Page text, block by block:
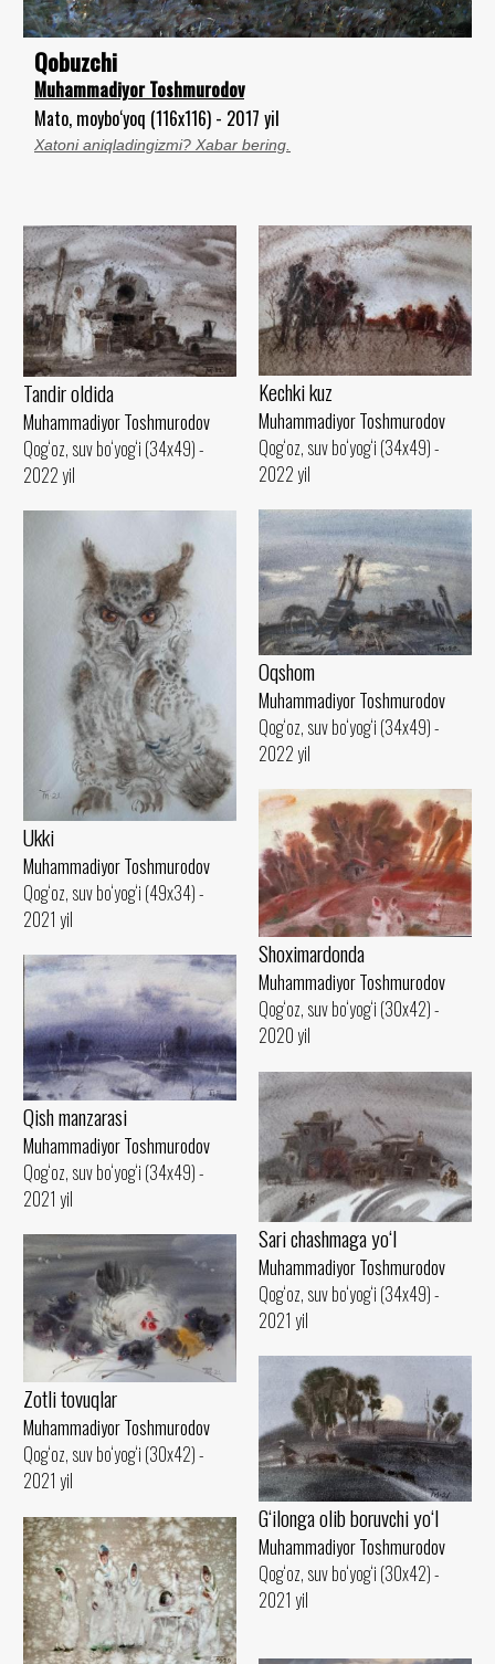
Qobuzchi
Muhammadiyor Toshmurodov
Mato, moybo‘yoq (116x116) - 2017 yil
Xatoni aniqladingizmi? Xabar bering.
Tandir oldida
Muhammadiyor Toshmurodov
Qog‘oz, suv bo‘yog‘i (34x49) -
2022 yil
Kechki kuz
Muhammadiyor Toshmurodov
Qog‘oz, suv bo‘yog‘i (34x49) -
2022 yil
Oqshom
Muhammadiyor Toshmurodov
Qog‘oz, suv bo‘yog‘i (34x49) -
2022 yil
Ukki
Muhammadiyor Toshmurodov
Qog‘oz, suv bo‘yog‘i (49x34) -
2021 yil
Shoximardonda
Muhammadiyor Toshmurodov
Qog‘oz, suv bo‘yog‘i (30x42) -
2020 yil
Qish manzarasi
Muhammadiyor Toshmurodov
Qog‘oz, suv bo‘yog‘i (34x49) -
2021 yil
Sari chashmaga yo‘l
Muhammadiyor Toshmurodov
Qog‘oz, suv bo‘yog‘i (34x49) -
2021 yil
Zotli tovuqlar
Muhammadiyor Toshmurodov
Qog‘oz, suv bo‘yog‘i (30x42) -
2021 yil
G‘ilonga olib boruvchi yo‘l
Muhammadiyor Toshmurodov
Qog‘oz, suv bo‘yog‘i (30x42) -
2021 yil